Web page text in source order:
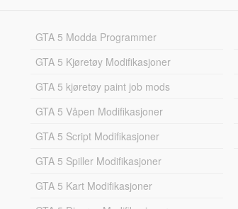
GTA 5 Modda Programmer
GTA 5 Kjøretøy Modifikasjoner
GTA 5 kjøretøy paint job mods
GTA 5 Våpen Modifikasjoner
GTA 5 Script Modifikasjoner
GTA 5 Spiller Modifikasjoner
GTA 5 Kart Modifikasjoner